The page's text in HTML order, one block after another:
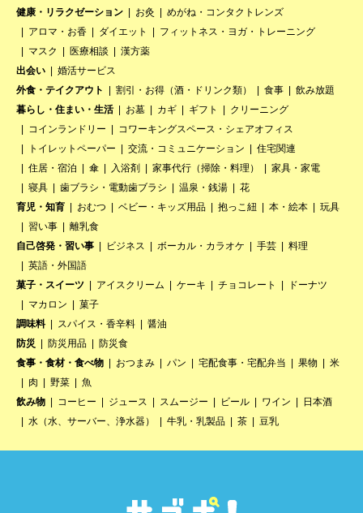
健康・リラクゼーション
お灸
めがね・コンタクトレンズ
アロマ・お香
ダイエット
フィットネス・ヨガ・トレーニング
マスク
医療相談
漢方薬
出会い
婚活サービス
外食・テイクアウト
割引・お得（酒・ドリンク類） 食事
飲み放題
暮らし・住まい・生活
お墓 カギ ギフト
クリーニング
コインランドリー
コワーキングスペース・シェアオフィス
トイレットペーパー
交流・コミュニケーション
住宅関連
住居・宿泊
傘 入浴剤 家事代行（掃除・料理）
家具・家電
寝具
歯ブラシ・電動歯ブラシ 温泉・銭湯
花
育児・知育
おむつ ベビー・キッズ用品 抱っこ紐 本・絵本
玩具
習い事
離乳食
自己啓発・習い事
ビジネス ボーカル・カラオケ 手芸
料理
英語・外国語
菓子・スイーツ
アイスクリーム ケーキ チョコレート
ドーナツ
マカロン
菓子
調味料
スパイス・香辛料
醤油
防災
防災用品
防災食
食事・食材・食べ物
おつまみ パン 宅配食事・宅配弁当 果物
米
肉
野菜
魚
飲み物
コーヒー ジュース スムージー ビール ワイン
日本酒
水（水、サーバー、浄水器）
牛乳・乳製品 茶 豆乳